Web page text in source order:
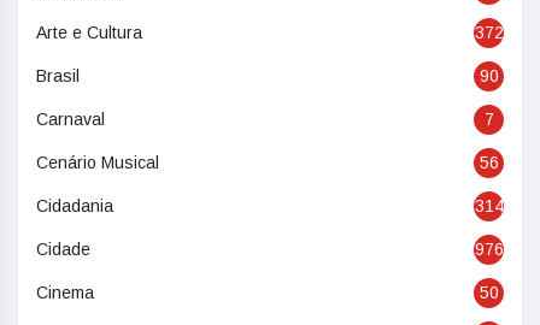
Arte e Cultura 372
Brasil 90
Carnaval 7
Cenário Musical 56
Cidadania 314
Cidade 976
Cinema 50